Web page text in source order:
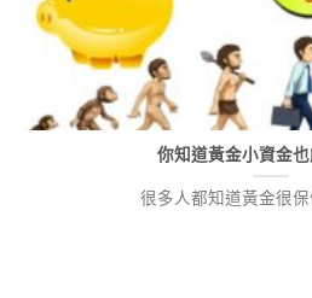
你知道黃金小資金
很多人都知道黃金很